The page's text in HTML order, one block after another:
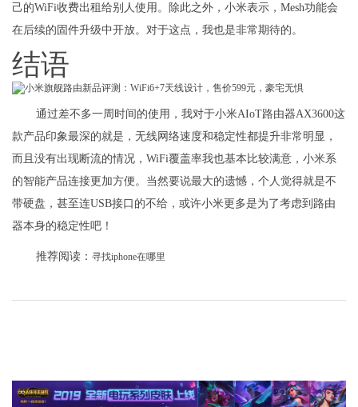
己的WiFi收费出租给别人使用。除此之外，小米表示，Mesh功能会
在后续的固件升级中开放。对于这点，我也是非常期待的。
结语
通过差不多一周时间的使用，我对于小米AIoT路由器AX3600这
款产品印象最深的就是，无线网络速度和稳定性都提升非常明显，
而且没有出现断流的情况，WiFi覆盖率我也基本比较满意，小米系
的智能产品连接更加方便。当然要说最大的遗憾，个人觉得就是不
带硬盘，甚至连USB接口的不给，或许小米更多是为了考虑到路由
器本身的稳定性吧！
推荐阅读： 寻找iphone在哪里